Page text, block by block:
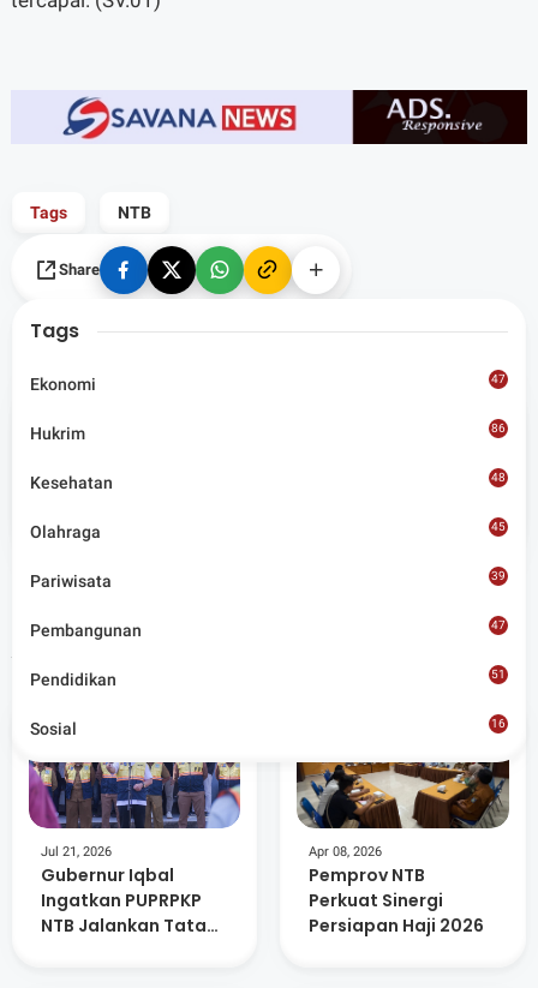
Tags NTB
Share
Artikel Terkait
Jul 21, 2026
Gubernur Iqbal
Ingatkan PUPRPKP
NTB Jalankan Tata
Apr 08, 2026
Pemprov NTB
Perkuat Sinergi
Persiapan Haji 2026
Tags
Ekonomi 47
Hukrim 86
Kesehatan 48
Olahraga 45
Pariwisata 39
Pembangunan 47
Pendidikan 51
Sosial
16